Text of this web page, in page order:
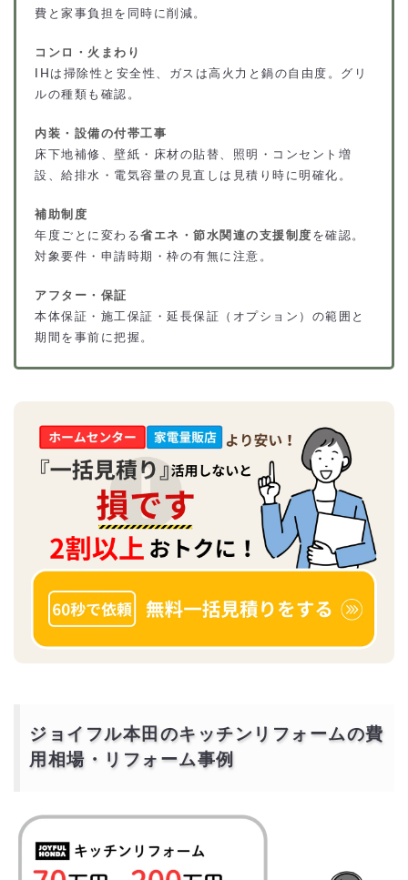
費と家事負担を同時に削減。
コンロ・火まわり
IHは掃除性と安全性、ガスは高火力と鍋の自由度。グリ
ルの種類も確認。
内装・設備の付帯工事
床下地補修、壁紙・床材の貼替、照明・コンセント増
設、給排水・電気容量の見直しは見積り時に明確化。
補助制度
年度ごとに変わる省エネ・節水関連の支援制度 を確認。
対象要件・申請時期・枠の有無に注意。
アフター・保証
本体保証・施工保証・延長保証（オプション）の範囲と
期間を事前に把握。
ジョイフル本田のキッチンリフォームの費
用相場・リフォーム事例